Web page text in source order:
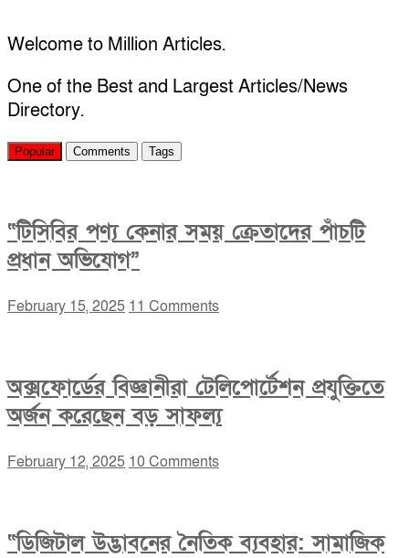
Welcome to Million Articles.
One of the Best and Largest Articles/News
Directory.
Popular Comments Tags
“টিসিবির পণ্য কেনার সময় ক্রেতাদের পাঁচটি
প্রধান অভিযোগ”
February 15, 2025 11 Comments
অক্সফোর্ডের বিজ্ঞানীরা টেলিপোর্টেশন প্রযুক্তিতে
অর্জন করেছেন বড় সাফল্য
February 12, 2025 10 Comments
“ডিজিটাল উদ্ভাবনের নৈতিক ব্যবহার: সামাজিক